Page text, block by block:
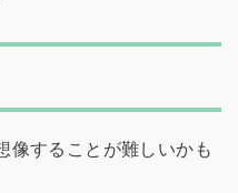
像することが難しいかも